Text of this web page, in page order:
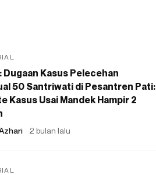
Dugaan Kasus Pelecehan
50 Santriwati di Pesantren Pati:
Kasus Usai Mandek Hampir 2
2 bulan lalu